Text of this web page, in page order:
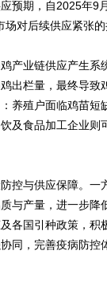
预期，自2025年9
场对后续供应紧张
业链供应产生系
出栏量，最终导致
养殖户面临鸡苗短
及食品加工企业
与供应保障。一
与产量，进一步
各国引种政策，
同，完善疫病防控